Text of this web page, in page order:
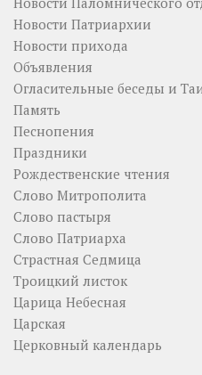
Новости Патриархии
Новости прихода
Объявления
Огласительные беседы и
Память
Песнопения
Праздники
Рождественские чтения
Слово Митрополита
Слово пастыря
Слово Патриарха
Страстная Седмица
Троицкий листок
Царица Небесная
Царская
Церковный календарь